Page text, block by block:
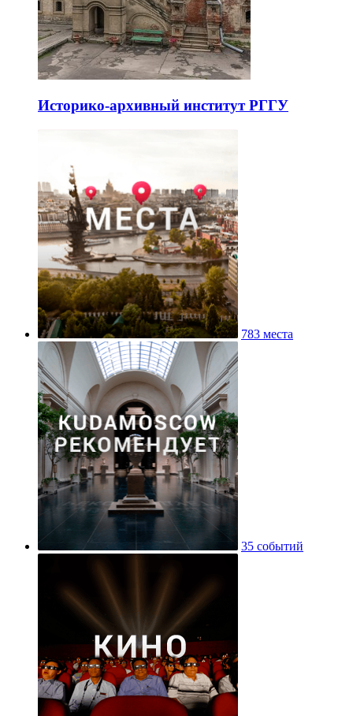
Историко-архивный институт РГГУ
783 места
35 событий